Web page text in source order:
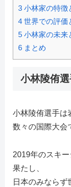
3 小林家の特徴
4 世界での評価
5 小林家の未来
6 まとめ
小林陵侑
小林陵侑選手は
数々の国際大会
2019年のスキ
果たし、
日本のみならず